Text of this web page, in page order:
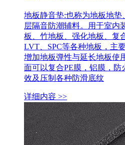
地板静音垫:也称为地板地
层隔音防潮辅料。用于室内
板、竹地板、强化地板、复
LVT、SPC等各种地板，主
增加地板弹性与延长地板使
面可以复合PE膜，铝膜，
效及压制各种防滑底纹
详细内容 >>